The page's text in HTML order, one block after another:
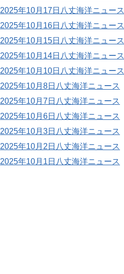
2025年10月17日八丈海洋ニュース
2025年10月16日八丈海洋ニュース
2025年10月15日八丈海洋ニュース
2025年10月14日八丈海洋ニュース
2025年10月10日八丈海洋ニュース
2025年10月8日八丈海洋ニュース
2025年10月7日八丈海洋ニュース
2025年10月6日八丈海洋ニュース
2025年10月3日八丈海洋ニュース
2025年10月2日八丈海洋ニュース
2025年10月1日八丈海洋ニュース